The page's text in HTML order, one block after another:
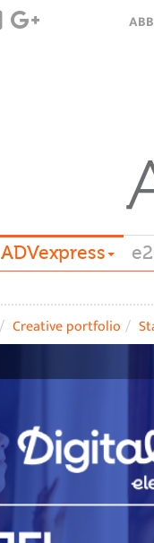
ADVexpress
Creative portfolio